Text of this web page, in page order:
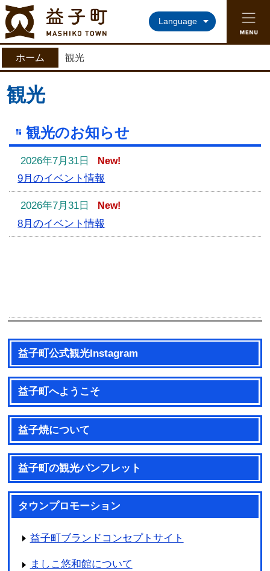
益子町ホームページ
Language
ホーム 観光
観光
観光のお知らせ
2026年7月31日 New!
9月のイベント情報
2026年7月31日 New!
8月のイベント情報
益子町公式観光Instagram
益子町へようこそ
益子焼について
益子町の観光パンフレット
タウンプロモーション
益子町ブランドコンセプトサイト
ましこ悠和館について